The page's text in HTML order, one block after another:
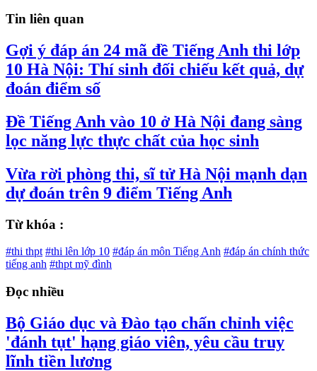
Tin liên quan
Gợi ý đáp án 24 mã đề Tiếng Anh thi lớp
10 Hà Nội: Thí sinh đối chiếu kết quả, dự
đoán điểm số
Đề Tiếng Anh vào 10 ở Hà Nội đang sàng
lọc năng lực thực chất của học sinh
Vừa rời phòng thi, sĩ tử Hà Nội mạnh dạn
dự đoán trên 9 điểm Tiếng Anh
Từ khóa :
#thi thpt #thi lên lớp 10 #đáp án môn Tiếng Anh #đáp án chính thức
tiếng anh #thpt mỹ đình
Đọc nhiều
Bộ Giáo dục và Đào tạo chấn chỉnh việc
'đánh tụt' hạng giáo viên, yêu cầu truy
lĩnh tiền lương